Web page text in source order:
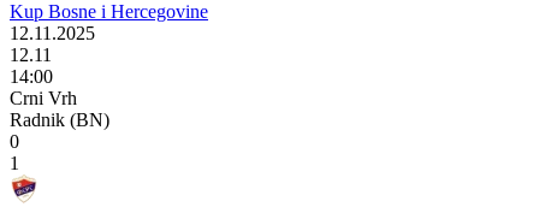
Kup Bosne i Hercegovine
12.11.2025
12.11
14:00
Crni Vrh
Radnik (BN)
0
1